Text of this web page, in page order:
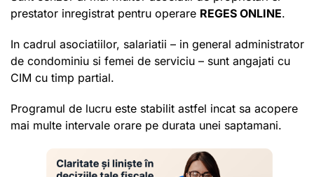
prestator inregistrat pentru operare REGES ONLINE.
In cadrul asociatiilor, salariatii – in general administrator
de condominiu si femei de serviciu – sunt angajati cu
CIM cu timp partial.
Programul de lucru este stabilit astfel incat sa acopere
mai multe intervale orare pe durata unei saptamani.